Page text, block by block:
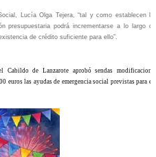
Lucía Olga Tejera, “tal y como establecen
presupuestaria podrá incrementarse a lo largo
de crédito suficiente para ello”.
de Lanzarote aprobó sendas
euros las ayudas de emergencia social previstas para